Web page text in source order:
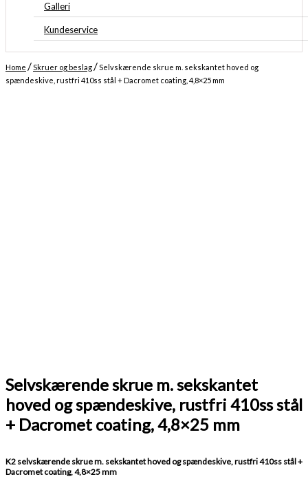
Galleri
Kundeservice
Home /Skruer og beslag /Selvskærende skrue m. sekskantet hoved og
spændeskive, rustfri 410ss stål + Dacromet coating, 4,8×25 mm
Selvskærende skrue m. sekskantet
hoved og spændeskive, rustfri 410ss stål
+ Dacromet coating, 4,8×25 mm
K2 selvskærende skrue m. sekskantet hoved og spændeskive, rustfri 410ss stål +
Dacromet coating, 4,8×25 mm